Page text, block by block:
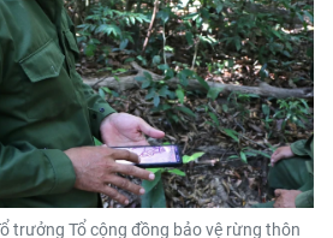
trưởng Tổ cộng đồng bảo vệ rừng thôn